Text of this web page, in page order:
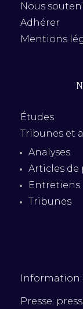
Nous
Adhérer
Mentions
Études
Tribunes et
Analyses
Articles de
Entretiens
Tribunes
Presse: